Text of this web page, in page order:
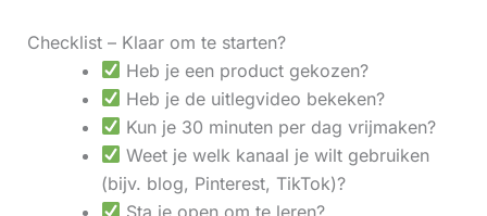
Checklist – Klaar om te starten?
Heb je een product gekozen?
Heb je de uitlegvideo bekeken?
Kun je 30 minuten per dag vrijmaken?
Weet je welk kanaal je wilt gebruiken
(bijv. blog, Pinterest, TikTok)?
Sta je open om te leren?